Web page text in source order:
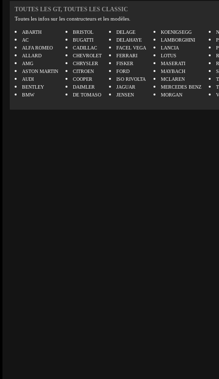
TOUTES LES GT, TOUTES LES CLASSIC
Toutes les infos sur les constructeurs et les modèles.
ABARTH
AC
ALFA ROMEO
ALLARD
AMG
ASTON MARTIN
AUDI
BENTLEY
BMW
BRISTOL
BUGATTI
CADILLAC
CHEVROLET
CHRYSLER
CITROEN
COOPER
DAIMLER
DE TOMASO
DELAGE
DELAHAYE
FACEL VEGA
FERRARI
FISKER
FORD
ISO RIVOLTA
JAGUAR
JENSEN
KOENIGSEGG
LAMBORGHINI
LANCIA
LOTUS
MASERATI
MAYBACH
MCLAREN
MERCEDES BENZ
MORGAN